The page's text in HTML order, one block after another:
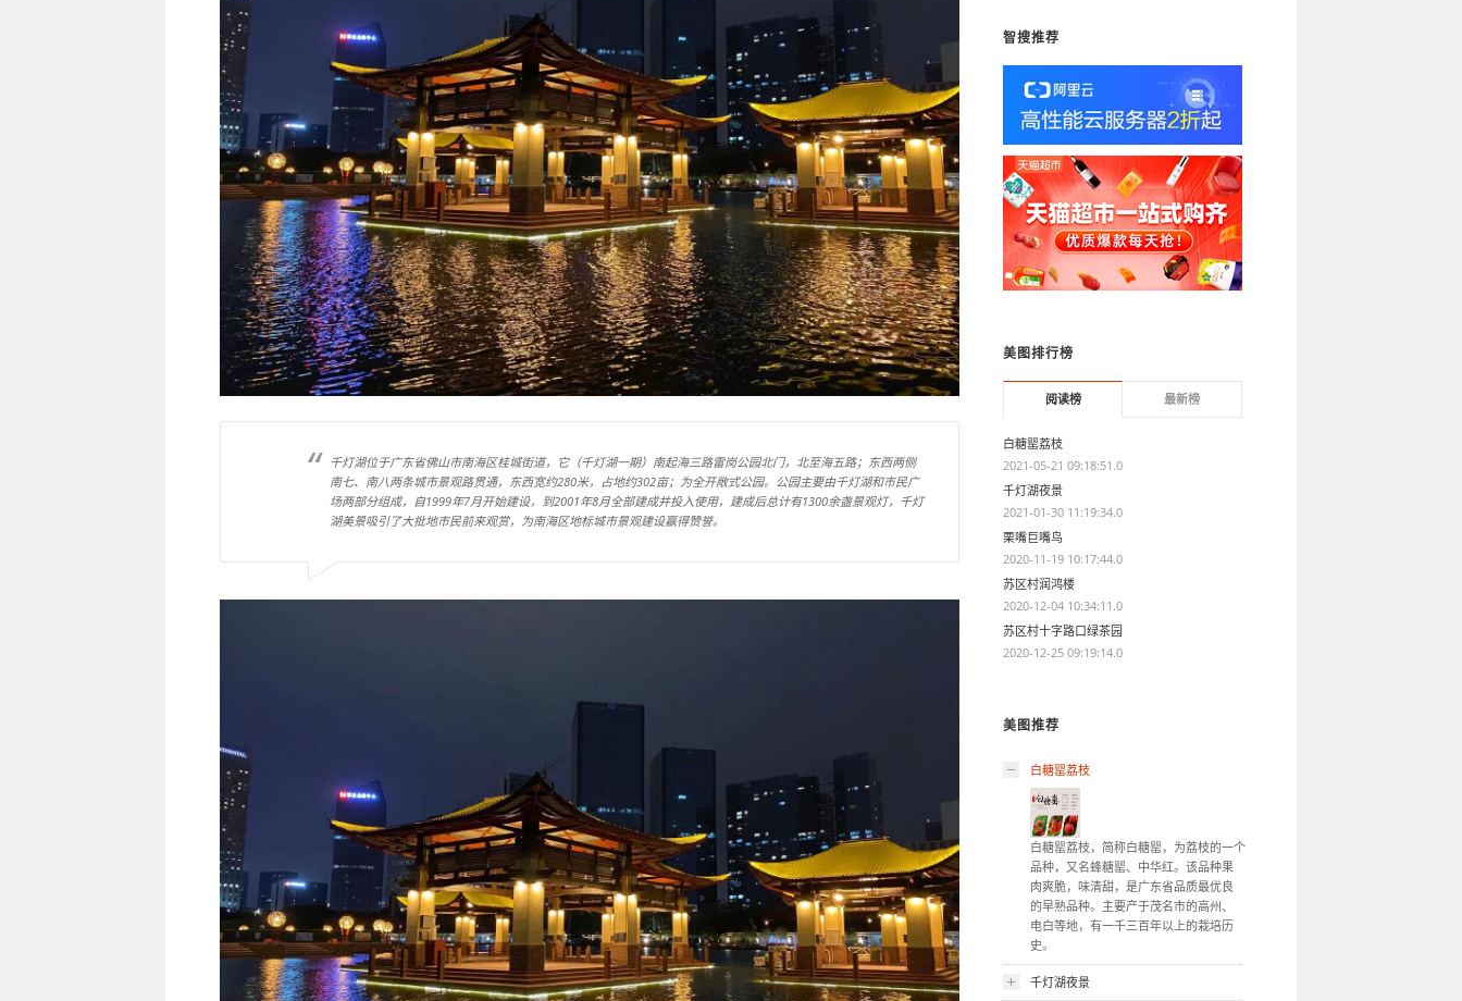
千灯湖位于广东省佛山市南海区桂城街道，它（千灯湖一期）南起海三路雷岗公园北门，北至海五路；东西两侧
南七、南八两条城市景观路贯通，东西宽约280米，占地约302亩；为全开敞式公园。公园主要由千灯湖和市民广
场两部分组成，自1999年7月开始建设，到2001年8月全部建成并投入使用，建成后总计有1300余盏景观灯，千灯
湖美景吸引了大批地市民前来观赏，为南海区地标城市景观建设赢得赞誉。
智搜推荐
美图排行榜
阅读榜 最新榜
白糖罂荔枝
2021-05-21 09:18:51.0
千灯湖夜景
2021-01-30 11:19:34.0
栗嘴巨嘴鸟
2020-11-19 10:17:44.0
苏区村润鸿楼
2020-12-04 10:34:11.0
苏区村十字路口绿茶园
2020-12-25 09:19:14.0
美图推荐
白糖罂荔枝
白糖罂荔枝，简称白糖罂，为荔枝的一个
品种，又名蜂糖罂、中华红。该品种果
肉爽脆，味清甜，是广东省品质最优良
的早熟品种。主要产于茂名市的高州、
电白等地，有一千三百年以上的栽培历
史。
千灯湖夜景